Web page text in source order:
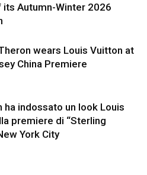
its Autumn-Winter 2026
wears Louis Vuitton at
China Premiere
ha indossato un look Louis
premiere di “Sterling
York City